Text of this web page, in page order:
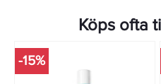
Köps ofta
-15%